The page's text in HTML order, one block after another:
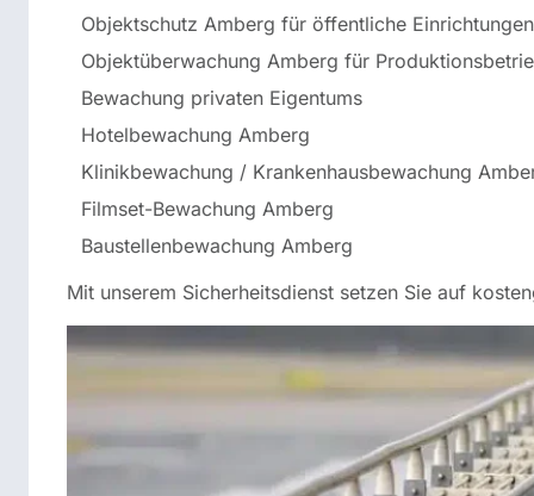
Objektschutz Amberg für öffentliche Einrichtungen
Objektüberwachung Amberg für
Bewachung privaten Eigentums
Hotelbewachung Amberg
Klinikbewachung / Krankenhausbewachung
Filmset-Bewachung Amberg
Baustellenbewachung Amberg
Mit unserem Sicherheitsdienst setzen Sie auf